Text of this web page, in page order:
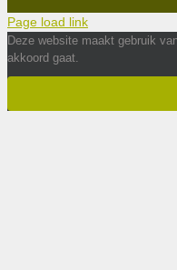
Page load link
Deze website maakt gebruik
akkoord gaat.